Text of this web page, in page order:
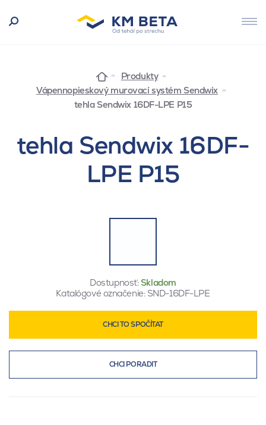
Produkty
Vápennopieskový murovací systém Sendwix
tehla Sendwix 16DF-LPE P15
tehla Sendwix 16DF-
LPE P15
Dostupnosť:Skladom
Katalógové označenie: SND-16DF-LPE
CHCI TO SPOČÍTAT
CHCI PORADIT